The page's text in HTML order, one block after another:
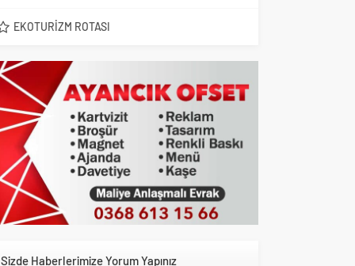
EKOTURIZM ROTASI
Sizde Haberlerimize Yorum Yapınız